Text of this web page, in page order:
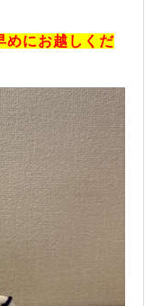
めにお越しくだ